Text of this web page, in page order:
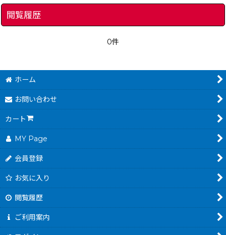
閲覧履歴
0件
ホーム
お問い合わせ
カート
MY Page
会員登録
お気に入り
閲覧履歴
ご利用案内